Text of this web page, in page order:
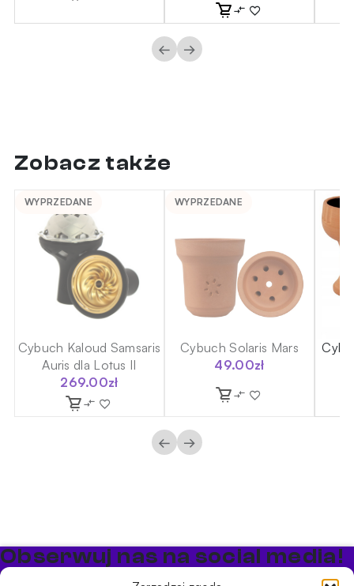
← →
Zobacz także
WYPRZEDANE
Cybuch Kaloud Samsaris
Auris dla Lotus II
269.00zł
WYPRZEDANE
Cybuch Solaris Mars
49.00zł
← →
Obserwuj nas na social media!
Bądź na bieżąco z promocjami i nowościami w sklepie